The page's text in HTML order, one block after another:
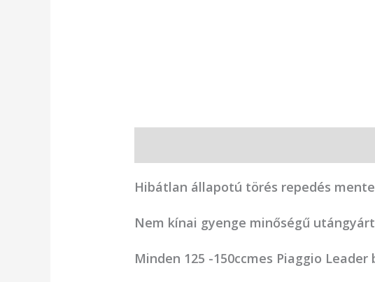
Hibátlan állapotú törés repedés
Nem kínai gyenge minőségű
Minden 125 -150ccmes Piaggio